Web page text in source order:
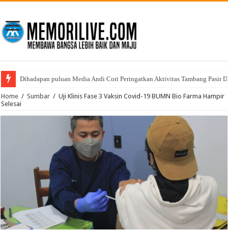
Dihadapan puluan Media Andi Cori Peringatkan Aktivitas Tambang Pasir
Home / Sumbar / Uji Klinis Fase 3 Vaksin Covid-19 BUMN Bio Farma Hampir
Selesai